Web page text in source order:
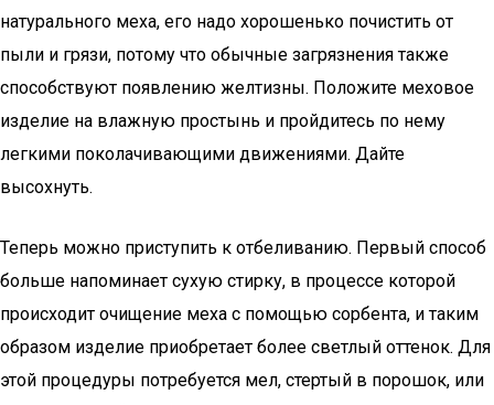
натурального меха, его надо хорошенько почистить от
пыли и грязи, потому что обычные загрязнения также
способствуют появлению желтизны. Положите меховое
изделие на влажную простынь и пройдитесь по нему
легкими поколачивающими движениями. Дайте
высохнуть.
Теперь можно приступить к отбеливанию. Первый способ
больше напоминает сухую стирку, в процессе которой
происходит очищение меха с помощью сорбента, и таким
образом изделие приобретает более светлый оттенок. Для
этой процедуры потребуется мел, стертый в порошок, или